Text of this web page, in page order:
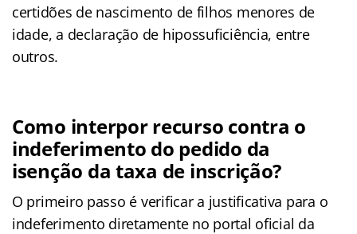
certidões de nascimento de filhos menores de
idade, a declaração de hipossuficiência, entre
outros.
Como interpor recurso contra o
indeferimento do pedido da
isenção da taxa de inscrição?
O primeiro passo é verificar a justificativa para o
indeferimento diretamente no portal oficial da